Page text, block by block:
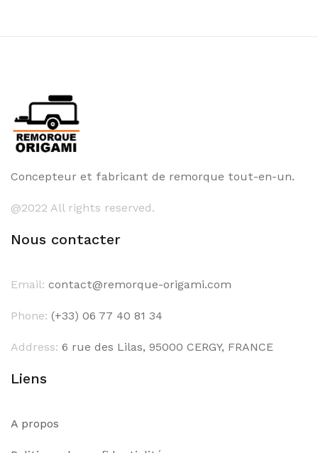
Concepteur et fabricant de remorque tout-en-un.
@2022 All rights reserved.
Nous contacter
Email: contact@remorque-origami.com
Phone: (+33) 06 77 40 81 34
Address: 6 rue des Lilas, 95000 CERGY, FRANCE
Liens
A propos